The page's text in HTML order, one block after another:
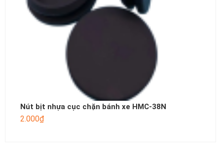
Nút bịt nhựa cục chặn bánh xe HMC-38N
2.000₫